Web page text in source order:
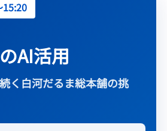
15:20
AI活用
く白河だるま総本舗の挑